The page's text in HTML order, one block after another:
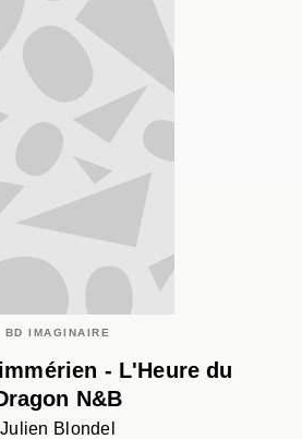
BD IMAGINAIRE
- L'Heure du
N&B
Julien Blondel